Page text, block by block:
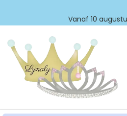
Vanaf 10